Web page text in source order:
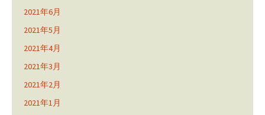
2021年6月
2021年5月
2021年4月
2021年3月
2021年2月
2021年1月